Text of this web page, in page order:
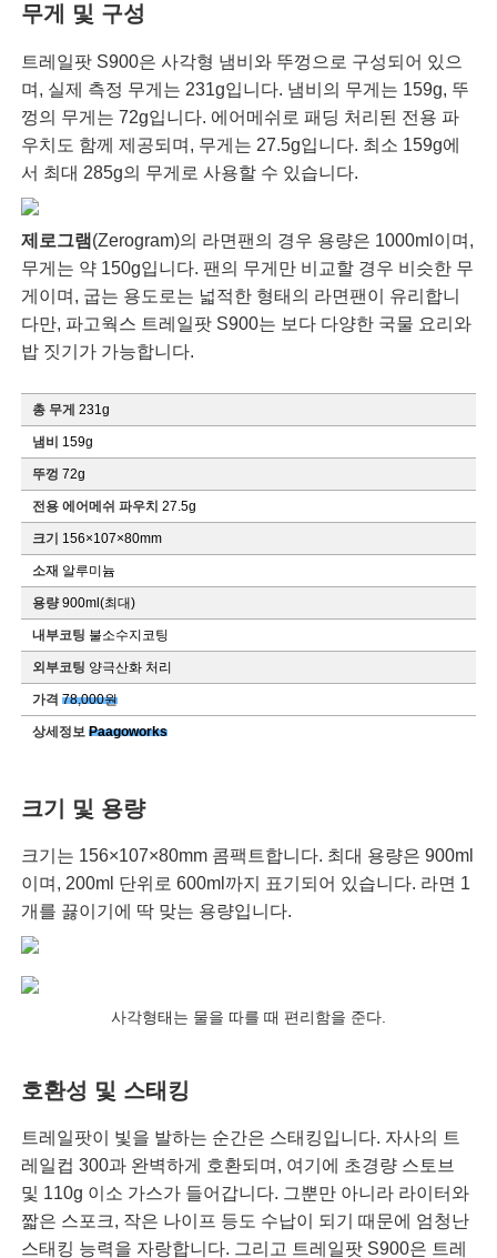
무게 및 구성
트레일팟 S900은 사각형 냄비와 뚜껑으로 구성되어 있으
며, 실제 측정 무게는 231g입니다. 냄비의 무게는 159g, 뚜
껑의 무게는 72g입니다. 에어메쉬로 패딩 처리된 전용 파
우치도 함께 제공되며, 무게는 27.5g입니다. 최소 159g에
서 최대 285g의 무게로 사용할 수 있습니다.
제로그램 (Zerogram)의 라면팬의 경우 용량은 1000ml이며,
무게는 약 150g입니다. 팬의 무게만 비교할 경우 비슷한 무
게이며, 굽는 용도로는 넓적한 형태의 라면팬이 유리합니
다만, 파고웍스 트레일팟 S900는 보다 다양한 국물 요리와
밥 짓기가 가능합니다.
총 무게 231g
냄비 159g
뚜껑 72g
전용 에어메쉬 파우치 27.5g
크기 156×107×80mm
소재 알루미늄
용량900ml(최대)
내부코팅 불소수지코팅
외부코팅 양극산화 처리
가격 78,000원
상세정보 Paagoworks
크기 및 용량
크기는 156×107×80mm 콤팩트합니다. 최대 용량은 900ml
이며, 200ml 단위로 600ml까지 표기되어 있습니다. 라면 1
개를 끓이기에 딱 맞는 용량입니다.
사각형태는 물을 따를 때 편리함을 준다.
호환성 및 스태킹
트레일팟이 빛을 발하는 순간은 스태킹입니다. 자사의 트
레일컵 300과 완벽하게 호환되며, 여기에 초경량 스토브
및 110g 이소 가스가 들어갑니다. 그뿐만 아니라 라이터와
짧은 스포크, 작은 나이프 등도 수납이 되기 때문에 엄청난
스태킹 능력을 자랑합니다. 그리고 트레일팟 S900은 트레